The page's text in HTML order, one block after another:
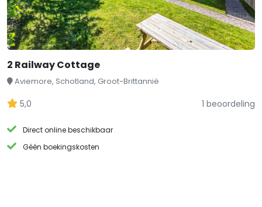
2 Railway Cottage
Aviemore, Schotland, Groot-Brittannië
5,0 1 beoordeling
Direct online beschikbaar
Géén boekingskosten